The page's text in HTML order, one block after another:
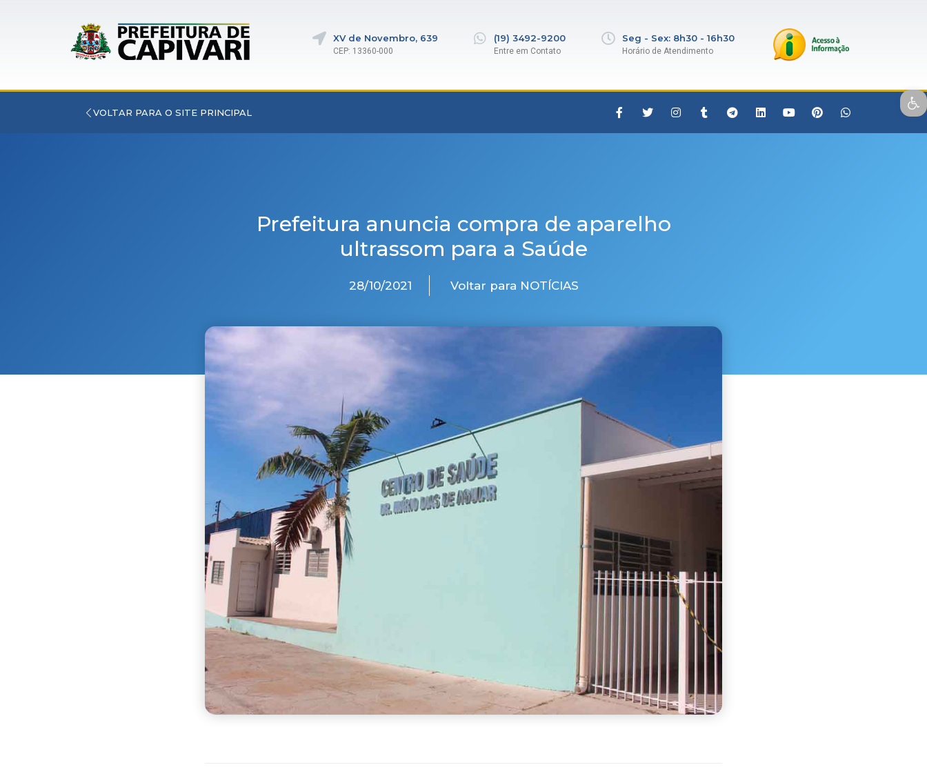
Open toolbar
XV de Novembro, 639
CEP: 13360-000
(19) 3492-9200
Entre em Contato
Seg - Sex: 8h30 - 16h30
Horário de Atendimento
VOLTAR PARA O SITE PRINCIPAL
Prefeitura anuncia compra de aparelho
ultrassom para a Saúde
28/10/2021 Voltar para NOTÍCIAS